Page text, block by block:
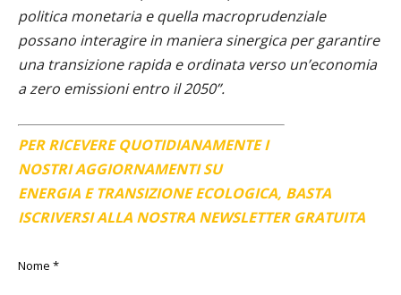
politica monetaria e quella macroprudenziale
possano interagire in maniera sinergica per garantire
una transizione rapida e ordinata verso un’economia
a zero emissioni entro il 2050”.
PER RICEVERE QUOTIDIANAMENTE I
NOSTRI AGGIORNAMENTI SU
ENERGIA E TRANSIZIONE ECOLOGICA, BASTA
ISCRIVERSI ALLA NOSTRA NEWSLETTER GRATUITA
Nome *